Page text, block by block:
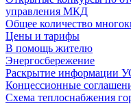
управления МКД
Общее количество
Цены и тарифы
В помощь жителю
Энергосбережение
Раскрытие
Концессионные
Схема теплоснабжения